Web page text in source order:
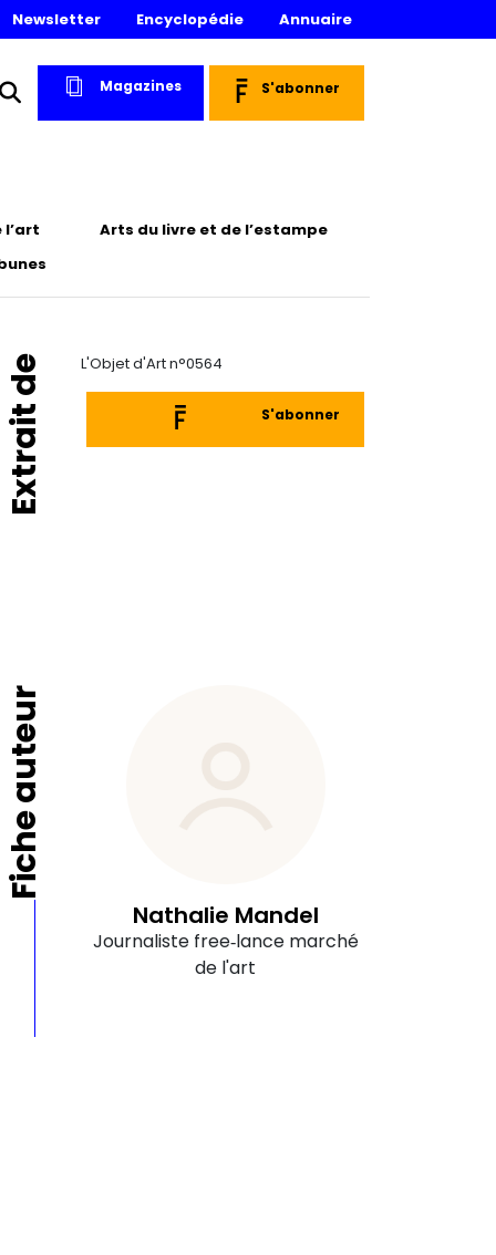
Newsletter Encyclopédie Annuaire
Magazines S'abonner
l’art
Arts du livre et de l’estampe
Extrait de L'Objet d'Art n°0564
S'abonner
Fiche auteur
Nathalie Mandel
Journaliste free‑lance marché
de l'art